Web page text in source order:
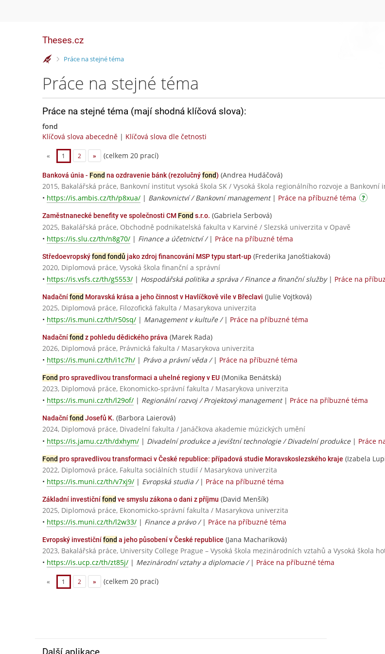
Theses.cz
>Práce na stejné téma
Práce na stejné téma
Práce na stejné téma (mají shodná klíčová slova):
fond
Klíčová slova abecedně | Klíčová slova dle četnosti
« 1 2 » (celkem 20 prací)
Banková únia - Fond na ozdravenie bánk (rezolučnýfond) (Andrea Hudáčová)
2015, Bakalářská práce, Bankovní institut vysoká škola SK / Vysoká škola regionálního rozvoje a Bankovní
• https://is.ambis.cz/th/p8xua/ | Bankovnictví / Bankovní management| Práce na příbuzné téma
Zaměstnanecké benefity ve společnosti CM Fond s.r.o. (Gabriela Serbová)
2025, Bakalářská práce, Obchodně podnikatelská fakulta v Karviné / Slezská univerzita v Opavě
• https://is.slu.cz/th/n8g70/ | Finance a účetnictví / | Práce na příbuzné téma
Středoevropskýfond fondů jako zdroj financování MSP typu start-up (Frederika Janoštiaková)
2020, Diplomová práce, Vysoká škola finanční a správní
• https://is.vsfs.cz/th/g5553/ | Hospodářská politika a správa / Finance a finanční služby| Práce na
Nadačnífond Moravská krása a jeho činnost v Havlíčkově vile v Břeclavi (Julie Vojtková)
2025, Diplomová práce, Filozofická fakulta / Masarykova univerzita
• https://is.muni.cz/th/r50sq/ | Management v kultuře / | Práce na příbuzné téma
Nadačnífond z pohledu dědického práva (Marek Rada)
2026, Diplomová práce, Právnická fakulta / Masarykova univerzita
• https://is.muni.cz/th/i1c7h/ | Právo a právní věda / | Práce na příbuzné téma
Fond pro spravedlivou transformaci a uhelné regiony v EU (Monika Benátská)
2023, Diplomová práce, Ekonomicko-správní fakulta / Masarykova univerzita
• https://is.muni.cz/th/l29of/ | Regionální rozvoj / Projektový management| Práce na příbuzné téma
Nadačnífond Josefů K. (Barbora Laierová)
2024, Diplomová práce, Divadelní fakulta / Janáčkova akademie múzických umění
• https://is.jamu.cz/th/dxhym/ | Divadelní produkce a jevištní technologie / Divadelní produkce| Práce
Fond pro spravedlivou transformaci v České republice: případová studie Moravskoslezského kraje (Izabela
2022, Diplomová práce, Fakulta sociálních studií / Masarykova univerzita
• https://is.muni.cz/th/v7xj9/ | Evropská studia / | Práce na příbuzné téma
Základní investičnífond ve smyslu zákona o dani z příjmu (David Menšík)
2025, Diplomová práce, Ekonomicko-správní fakulta / Masarykova univerzita
• https://is.muni.cz/th/l2w33/ | Finance a právo / | Práce na příbuzné téma
Evropský investičnífond a jeho působení v České republice (Jana Machariková)
2023, Bakalářská práce, University College Prague – Vysoká škola mezinárodních vztahů a Vysoká škola
• https://is.ucp.cz/th/zt85j/ | Mezinárodní vztahy a diplomacie / | Práce na příbuzné téma
« 1 2 » (celkem 20 prací)